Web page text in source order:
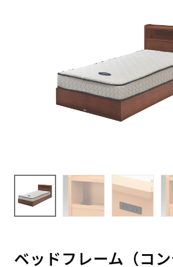
ベッドフレーム（コ